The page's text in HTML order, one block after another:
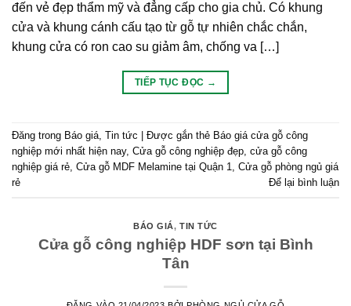
đến vẻ đẹp thẩm mỹ và đẳng cấp cho gia chủ. Có khung
cửa và khung cánh cấu tạo từ gỗ tự nhiên chắc chắn,
khung cửa có ron cao su giảm âm, chống va […]
TIẾP TỤC ĐỌC →
Đăng trong Báo giá, Tin tức Được gắn thẻ Báo giá cửa gỗ công
nghiệp mới nhất hiện nay, Cửa gỗ công nghiệp đẹp, cửa gỗ công
nghiệp giá rẻ, Cửa gỗ MDF Melamine tại Quận 1, Cửa gỗ phòng ngủ giá
rẻ
Để lại bình luận
BÁO GIÁ,TIN TỨC
Cửa gỗ công nghiệp HDF sơn tại Bình
Tân